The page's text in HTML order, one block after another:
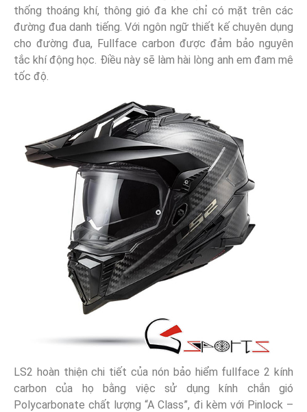
thống thoáng khí, thông gió đa khe chỉ có mặt trên các
đường đua danh tiếng. Với ngôn ngữ thiết kế chuyên dụng
cho đường đua, Fullface carbon được đảm bảo nguyên
tắc khí động học. Điều này sẽ làm hài lòng anh em đam mê
tốc độ.
LS2 hoàn thiện chi tiết của nón bảo hiểm fullface 2 kính
carbon của họ bằng việc sử dụng kính chắn gió
Polycarbonate chất lượng “A Class”, đi kèm với Pinlock –